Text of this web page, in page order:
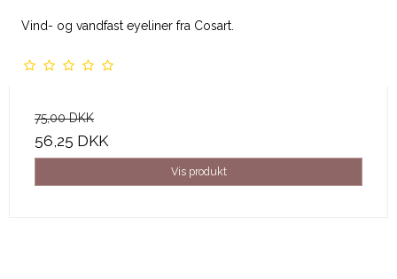
Vind- og vandfast eyeliner fra Cosart.
75,00 DKK
56,25 DKK
Vis produkt